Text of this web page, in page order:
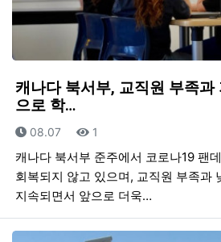
캐나다 북서부, 교직원 부족과
으로 학…
등록일
08.07 조회
1
캐나다 북서부 준주에서 코로나19 팬
회복되지 않고 있으며, 교직원 부족과
지속되면서 앞으로 더욱…